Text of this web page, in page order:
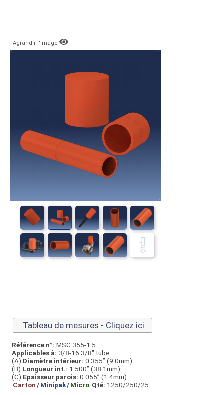
Agrandir l'image
Tableau de mesures - Cliquez ici
Référence n°: MSC.355-1.5
Applicables à: 3/8-16 3/8" tube
(A) Diamètre intérieur: 0.355” (9.0mm)
(B) Longueur int.: 1.500” (38.1mm)
(C) Epaisseur parois: 0.055” (1.4mm)
Carton/Minipak/Micro Qté: 1250/250/25